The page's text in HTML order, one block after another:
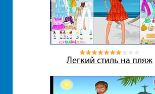
Легкий стиль на пляж